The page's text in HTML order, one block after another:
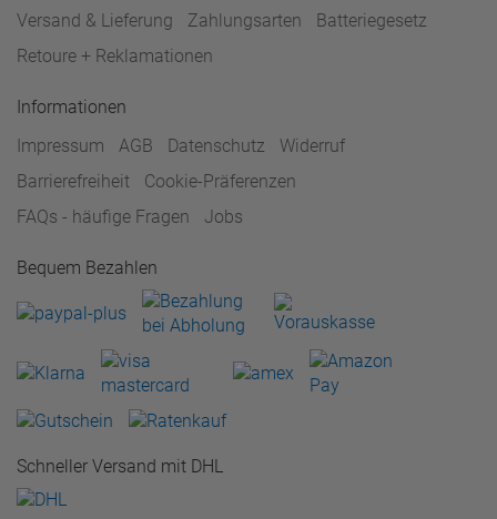
Versand & Lieferung
Zahlungsarten
Batteriegesetz
Retoure + Reklamationen
Informationen
Impressum
AGB Datenschutz
Widerruf
Barrierefreiheit
Cookie-Präferenzen
FAQs - häufige Fragen
Jobs
Bequem Bezahlen
Schneller Versand mit DHL